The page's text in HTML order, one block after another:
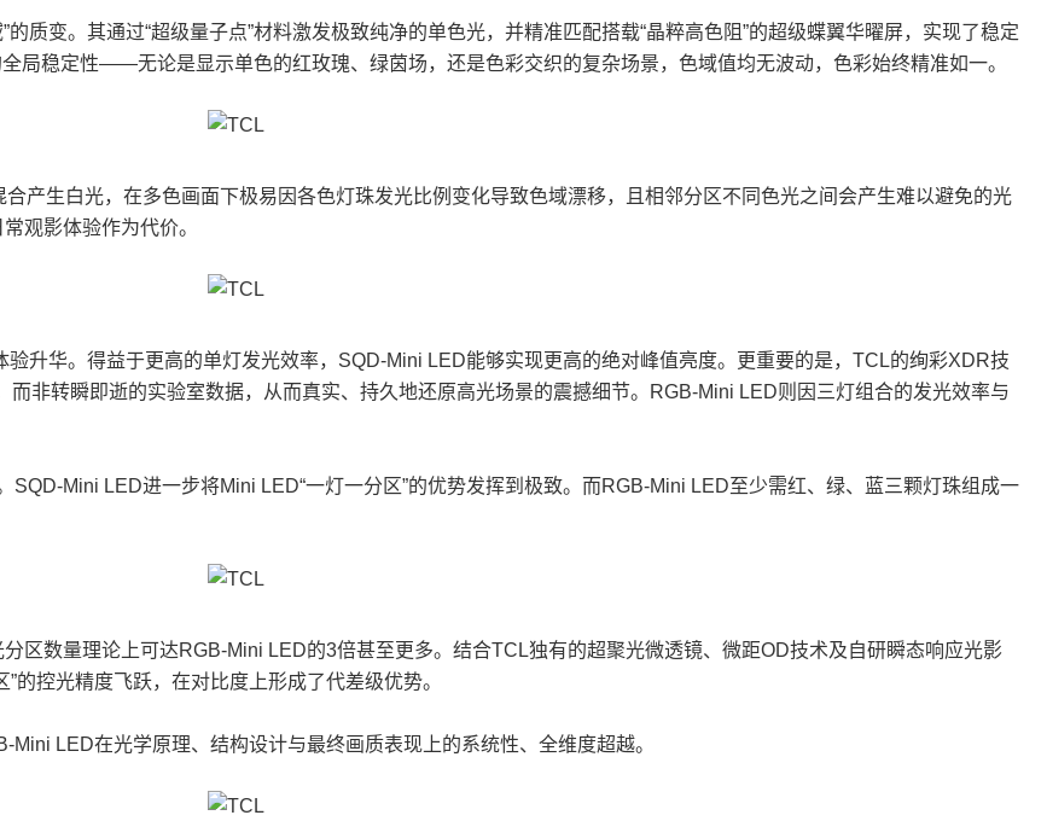
质变。其通过“超级量子点”材料激发极致纯净的单色光，并精准匹配搭载“晶粹高色阻”的超级蝶翼华曜屏，实现了稳定
局稳定性——无论是显示单色的红玫瑰、绿茵场，还是色彩交织的复杂场景，色域值均无波动，色彩始终精准如一。
产生白光，在多色画面下极易因各色灯珠发光比例变化导致色域漂移，且相邻分区不同色光之间会产生难以避免的光
观影体验作为代价。
验升华。得益于更高的单灯发光效率，SQD-Mini LED能够实现更高的绝对峰值亮度。更重要的是，TCL的绚彩XDR技
非转瞬即逝的实验室数据，从而真实、持久地还原高光场景的震撼细节。RGB-Mini LED则因三灯组合的发光效率与
Mini LED进一步将Mini LED“一灯一分区”的优势发挥到极致。而RGB-Mini LED至少需红、绿、蓝三颗灯珠组成一
区数量理论上可达RGB-Mini LED的3倍甚至更多。结合TCL独有的超聚光微透镜、微距OD技术及自研瞬态响应光影
的控光精度飞跃，在对比度上形成了代差级优势。
LED在光学原理、结构设计与最终画质表现上的系统性、全维度超越。